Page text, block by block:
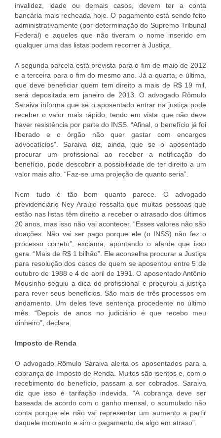
invalidez, idade ou demais casos, devem ter a conta
bancária mais recheada hoje. O pagamento está sendo feito
administrativamente (por determinação do Supremo Tribunal
Federal) e aqueles que não tiveram o nome inserido em
qualquer uma das listas podem recorrer à Justiça.
A segunda parcela está prevista para o fim de maio de 2012
e a terceira para o fim do mesmo ano. Já a quarta, e última,
que deve beneficiar quem tem direito a mais de R$ 19 mil,
será depositada em janeiro de 2013. O advogado Rômulo
Saraiva informa que se o aposentado entrar na justiça pode
receber o valor mais rápido, tendo em vista que não deve
haver resistência por parte do INSS. “Afinal, o benefício já foi
liberado e o órgão não quer gastar com encargos
advocatícios”. Saraiva diz, ainda, que se o aposentado
procurar um profissional ao receber a notificação do
benefício, pode descobrir a possibilidade de ter direito a um
valor mais alto. “Faz-se uma projeção de quanto seria”.
Nem tudo é tão bom quanto parece. O advogado
previdenciário Ney Araújo ressalta que muitas pessoas que
estão nas listas têm direito a receber o atrasado dos últimos
20 anos, mas isso não vai acontecer. “Esses valores não são
doações. Não vai ser pago porque ele (o INSS) não fez o
processo correto”, exclama, apontando o alarde que isso
gera. “Mais de R$ 1 bilhão”. Ele aconselha procurar a Justiça
para resolução dos casos de quem se aposentou entre 5 de
outubro de 1988 e 4 de abril de 1991. O aposentado Antônio
Mou­sinho seguiu a dica do profissional e procurou a justiça
para rever seus benefícios. São mais de três processos em
andamento. Um deles teve sentença procedente no último
mês. “Depois de anos no judiciário é que recebo meu
dinheiro”, declara.
Imposto de Renda
O advogado Rômulo Saraiva alerta os aposentados para a
cobrança do Imposto de Renda. Muitos são isentos e, com o
recebimento do benefício, passam a ser cobrados. Saraiva
diz que isso é tarifação indevida. “A cobrança deve ser
baseada de acordo com o ganho mensal, o acumulado não
conta porque ele não vai representar um aumento a partir
daquele momento e sim o pagamento de algo em atraso”.